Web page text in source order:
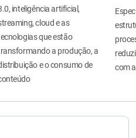
inteligência artificial,
cloud e as
que estão
a produção, a
e o consumo de
com